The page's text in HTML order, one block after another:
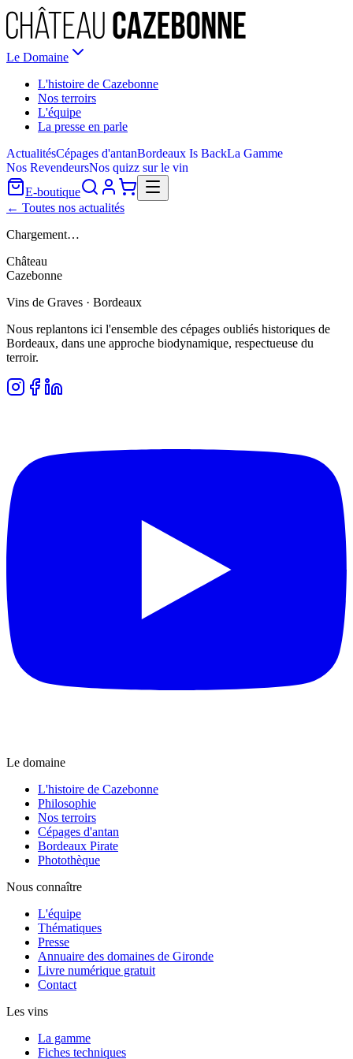
Le Domaine
L'histoire de Cazebonne
Nos terroirs
L'équipe
La presse en parle
ActualitésCépages d'antanBordeaux Is BackLa Gamme
Nos RevendeursNos quizz sur le vin
E-boutique
← Toutes nos actualités
Chargement…
Château
Cazebonne
Vins de Graves · Bordeaux
Nous replantons ici l'ensemble des cépages oubliés historiques de
Bordeaux, dans une approche biodynamique, respectueuse du
terroir.
Le domaine
L'histoire de Cazebonne
Philosophie
Nos terroirs
Cépages d'antan
Bordeaux Pirate
Photothèque
Nous connaître
L'équipe
Thématiques
Presse
Annuaire des domaines de Gironde
Livre numérique gratuit
Contact
Les vins
La gamme
Fiches techniques